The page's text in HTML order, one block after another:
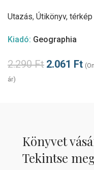
Utazás, Útikönyv, térkép
Kiadó: Geographia
2.290Ft 2.061 Ft
ár)
Könyvet
Tekintse